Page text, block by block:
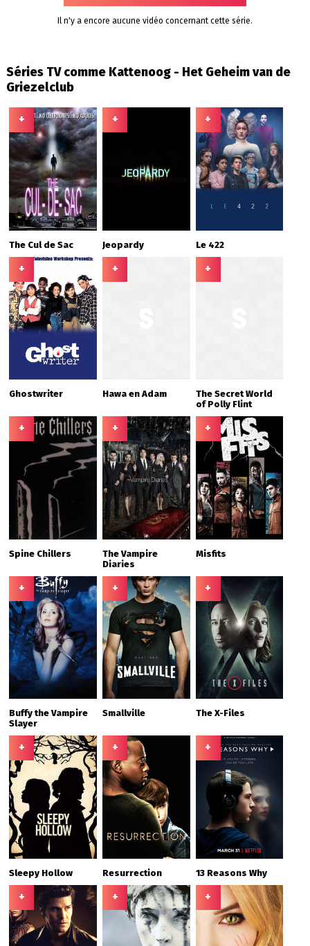
Il n'y a encore aucune vidéo concernant cette série.
Séries TV comme Kattenoog - Het Geheim van de
Griezelclub
+
The Cul de Sac
+
Jeopardy
+
Le 422
+
Ghostwriter
+
Hawa en Adam
+
The Secret World
of Polly Flint
+
Spine Chillers
+
The Vampire
Diaries
+
Misfits
+
Buffy the Vampire
Slayer
+
Smallville
+
The X-Files
+
Sleepy Hollow
+
Resurrection
+
13 Reasons Why
+ + +